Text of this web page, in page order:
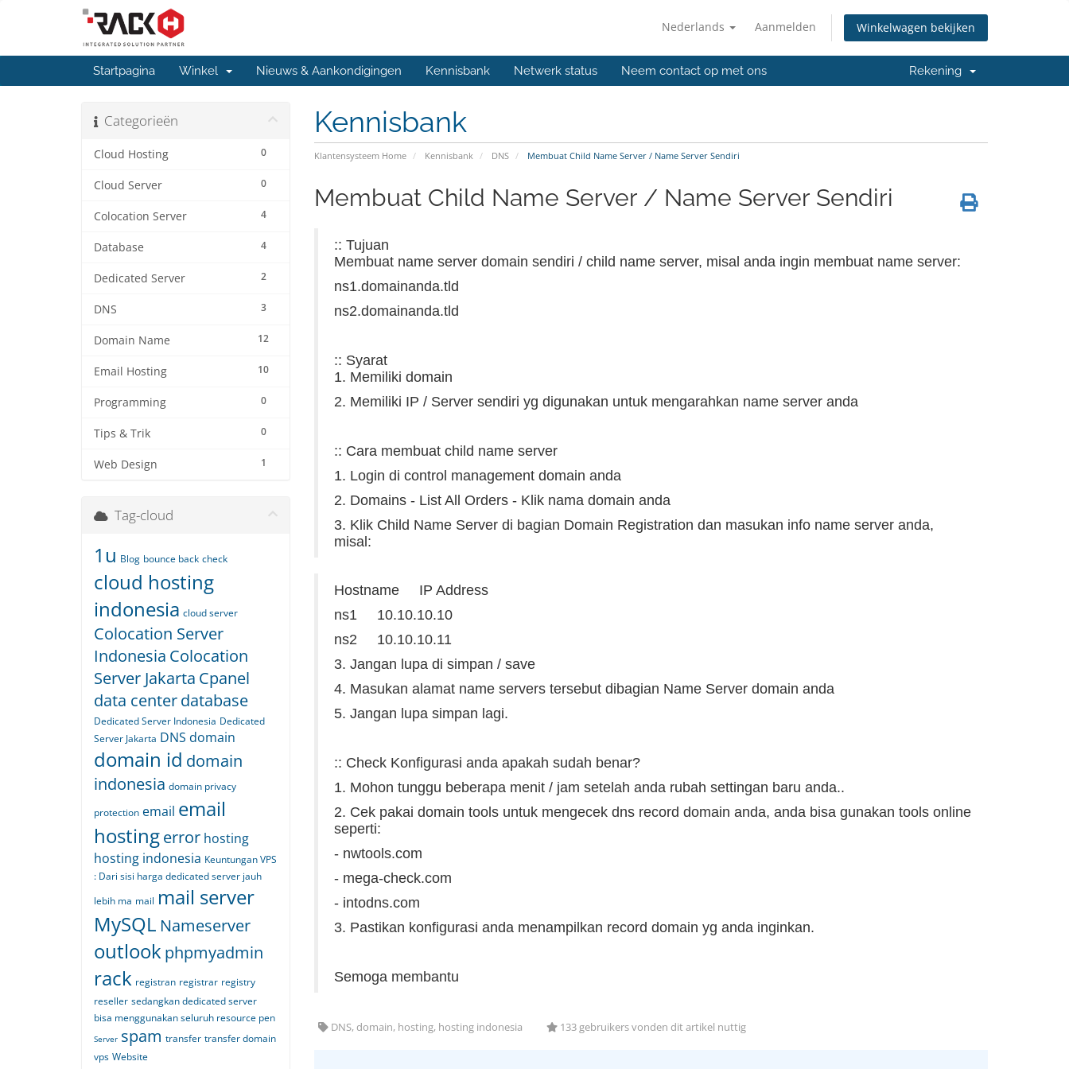
Nederlands Aanmelden Winkelwagen bekijken
Startpagina Winkel Nieuws & Aankondigingen Kennisbank Netwerk status Neem contact op met ons Rekening
Kennisbank
Klantensysteem Home Kennisbank DNS Membuat Child Name Server / Name Server Sendiri
Categorieën
0
Cloud Hosting
0
Cloud Server
4
Colocation Server
4
Database
2
Dedicated Server
3
DNS
12
Domain Name
10
Email Hosting
0
Programming
0
Tips & Trik
1
Web Design
Membuat Child Name Server / Name Server Sendiri
:: Tujuan
Membuat name server domain sendiri / child name server, misal anda ingin membuat name server:
ns1.domainanda.tld
ns2.domainanda.tld
:: Syarat
1. Memiliki domain
2. Memiliki IP / Server sendiri yg digunakan untuk mengarahkan name server anda
:: Cara membuat child name server
1. Login di control management domain anda
2. Domains - List All Orders - Klik nama domain anda
3. Klik Child Name Server di bagian Domain Registration dan masukan info name server anda,
misal:
Hostname IP Address
ns1 10.10.10.10
ns2 10.10.10.11
3. Jangan lupa di simpan / save
4. Masukan alamat name servers tersebut dibagian Name Server domain anda
5. Jangan lupa simpan lagi.
:: Check Konfigurasi anda apakah sudah benar?
1. Mohon tunggu beberapa menit / jam setelah anda rubah settingan baru anda..
2. Cek pakai domain tools untuk mengecek dns record domain anda, anda bisa gunakan tools online
seperti:
- nwtools.com
- mega-check.com
- intodns.com
3. Pastikan konfigurasi anda menampilkan record domain yg anda inginkan.
Semoga membantu
DNS, domain, hosting, hosting indonesia 133 gebruikers vonden dit artikel nuttig
Tag-cloud
1u Blog bounce back check
cloud hosting
indonesia cloud server
Colocation Server
Indonesia Colocation
Server Jakarta Cpanel
data centerdatabase
Dedicated Server Indonesia Dedicated
Server Jakarta DNS domain
domain id domain
indonesia domain privacy
protection email email
hostingerror hosting
hosting indonesia Keuntungan VPS
: Dari sisi harga dedicated server jauh
lebih ma mail mail server
MySQL Nameserver
outlookphpmyadmin
rack registran registrar registry
reseller sedangkan dedicated server
bisa menggunakan seluruh resource pen
Server spam transfer transfer domain
vps Website